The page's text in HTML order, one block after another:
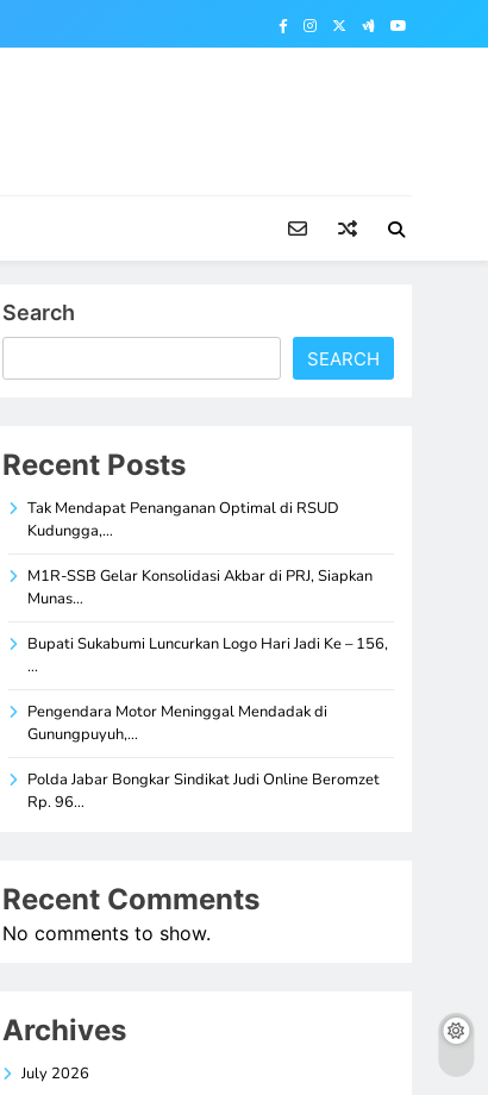
Search
SEARCH
Recent Posts
Tak Mendapat Penanganan Optimal di RSUD
Kudungga,…
M1R-SSB Gelar Konsolidasi Akbar di PRJ, Siapkan
Munas…
Bupati Sukabumi Luncurkan Logo Hari Jadi Ke – 156,
…
Pengendara Motor Meninggal Mendadak di
Gunungpuyuh,…
Polda Jabar Bongkar Sindikat Judi Online Beromzet
Rp. 96…
Recent Comments
No comments to show.
Archives
July 2026